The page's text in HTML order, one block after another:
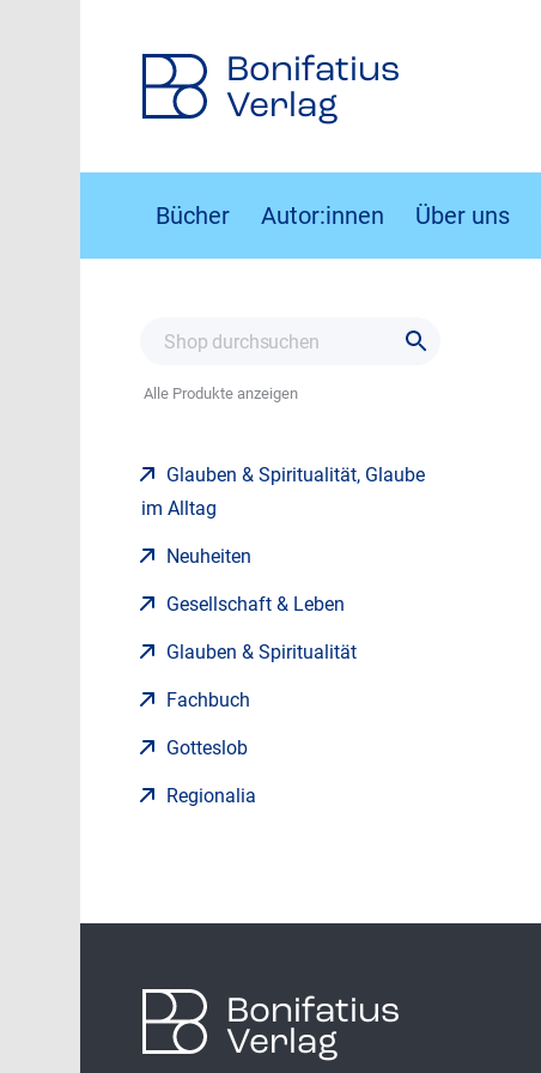
Bonifatius
Verlag
Bücher Autor:innen Über uns
Alle Produkte anzeigen
Glauben & Spiritualität, Glaube
im Alltag
Neuheiten
Gesellschaft & Leben
Glauben & Spiritualität
Fachbuch
Gotteslob
Regionalia
Bonifatius
Verlag